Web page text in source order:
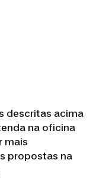
descritas acima
na oficina
mais
propostas na